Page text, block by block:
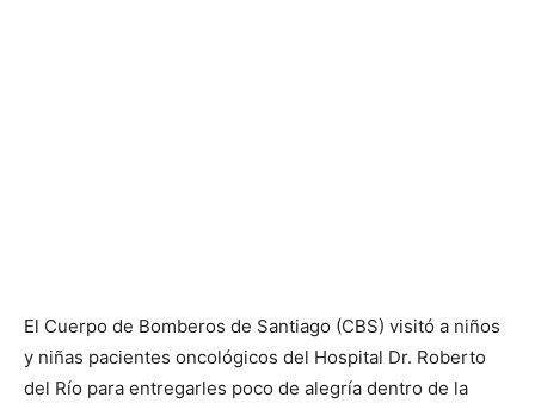
El Cuerpo de Bomberos de Santiago (CBS) visitó a niños
y niñas pacientes oncológicos del Hospital Dr. Roberto
del Río para entregarles poco de alegría dentro de la